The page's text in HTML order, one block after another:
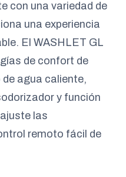
con una variedad de
una experiencia
El WASHLET GL
de confort de
de agua caliente,
y función
las
remoto fácil de